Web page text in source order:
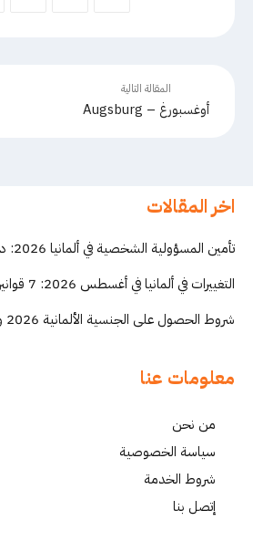
المقالة التالية
أوغسبورغ – Augsburg
اخر المقالات
تأمين المسؤولية الشخصية في ألمانيا 2026: دليل Privathaftpflicht
التغييرات في ألمانيا في أغسطس 2026: 7 قوانين تهمك
شروط الحصول على الجنسية الألمانية 2026 والجنسية المزدوجة
معلومات عنا
من نحن
سياسة الخصوصية
شروط الخدمة
إتصل بنا